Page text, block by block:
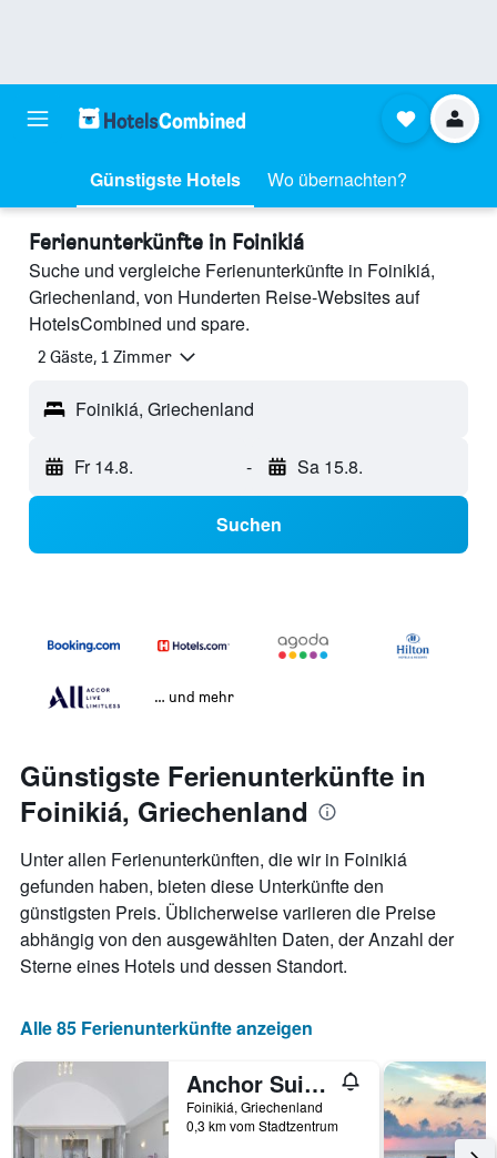
Günstigste Hotels Wo übernachten?
Ferienunterkünfte in Foinikiá
Suche und vergleiche Ferienunterkünfte in Foinikiá,
Griechenland, von Hunderten Reise-Websites auf
HotelsCombined und spare.
2 Gäste, 1 Zimmer
Foinikiá, Griechenland
Fr 14.8. - Sa 15.8.
Suchen
… und mehr
Günstigste Ferienunterkünfte in
Foinikiá, Griechenland
Unter allen Ferienunterkünften, die wir in Foinikiá
gefunden haben, bieten diese Unterkünfte den
günstigsten Preis. Üblicherweise variieren die Preise
abhängig von den ausgewählten Daten, der Anzahl der
Sterne eines Hotels und dessen Standort.
Alle 85 Ferienunterkünfte anzeigen
Anchor Suites
Foinikiá, Griechenland
0,3 km vom Stadtzentrum